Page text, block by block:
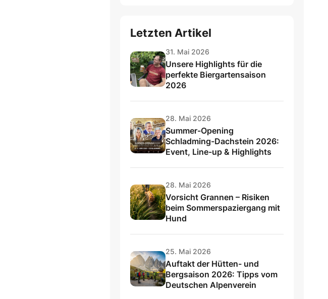
Letzten Artikel
31. Mai 2026
Unsere Highlights für die
perfekte Biergartensaison
2026
28. Mai 2026
Summer-Opening
Schladming-Dachstein 2026:
Event, Line-up & Highlights
28. Mai 2026
Vorsicht Grannen – Risiken
beim Sommerspaziergang mit
Hund
25. Mai 2026
Auftakt der Hütten- und
Bergsaison 2026: Tipps vom
Deutschen Alpenverein